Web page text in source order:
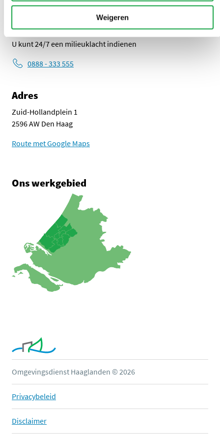
Weigeren
Overlast melden?
U kunt 24/7 een milieuklacht indienen
0888 - 333 555
Adres
Zuid-Hollandplein 1
2596 AW Den Haag
Route met Google Maps
Ons werkgebied
Omgevingsdienst Haaglanden © 2026
Privacybeleid
Disclaimer